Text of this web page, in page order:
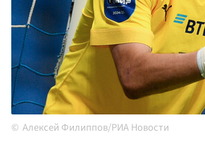
Алексей Филиппов/РИА Новости